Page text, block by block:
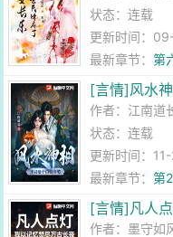
状态：连载
更新时间：
最新章节：第
[言情]风水
作者： 江南道
状态：连载
更新时间：
最新章节：第
[言情]凡人
作者： 墨守如